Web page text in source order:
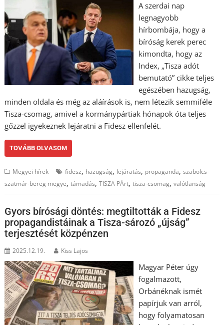
A szerdai nap
legnagyobb
hírbombája, hogy a
bíróság kerek perec
kimondta, hogy az
Index, „Tisza adót
bemutató” cikke teljes
egészében hazugság,
minden oldala és még az aláírások is, nem létezik semmiféle
Tisza-csomag, amivel a kormánypártiak hónapok óta teljes
gőzzel igyekeznek lejáratni a Fidesz ellenfelét.
TOVÁBB OLVASOM
Megyei hírek fidesz, hazugság, lejáratás, propaganda,szabolcs-
szatmár-bereg megye,támadás,TISZA PÁrt,tisza-csomag,valótlanság
Gyors bírósági döntés: megtiltották a Fidesz
propagandistáinak a Tisza-sározó „újság”
terjesztését közpénzen
2025.12.19. Kiss Lajos
Magyar Péter úgy
fogalmazott,
Orbánéknak ismét
papírjuk van arról,
hogy folyamatosan